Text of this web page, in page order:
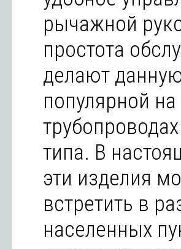
рычажной
простота
делают
популярной на
типа. В
эти изделия
встретить в
населенных